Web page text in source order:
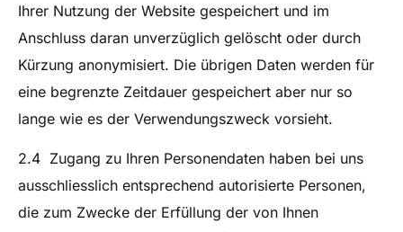
Ihrer Nutzung der Website gespeichert und im
Anschluss daran unverzüglich gelöscht oder durch
Kürzung anonymisiert. Die übrigen Daten werden für
eine begrenzte Zeitdauer gespeichert aber nur so
lange wie es der Verwendungszweck vorsieht.
2.4 Zugang zu Ihren Personendaten haben bei uns
ausschliesslich entsprechend autorisierte Personen,
die zum Zwecke der Erfüllung der von Ihnen